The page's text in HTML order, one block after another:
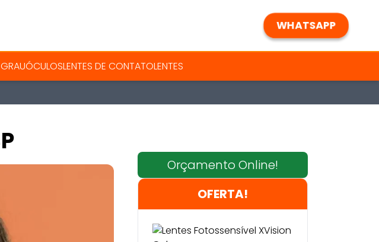
WHATSAPP
ÓCULOSLENTES DE CONTATOLENTES
Orçamento Online!
OFERTA!